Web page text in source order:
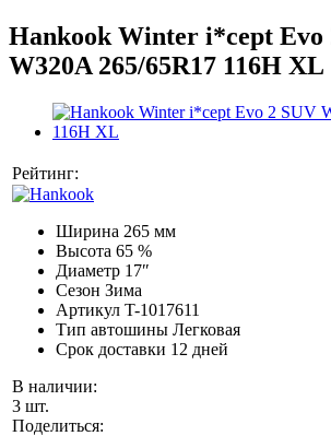
Hankook Winter i*cept Evo
W320A 265/65R17 116H XL
Рейтинг:
Ширина 265 мм
Высота 65 %
Диаметр 17″
Сезон Зима
Артикул T-1017611
Тип автошины Легковая
Срок доставки 12 дней
В наличии:
3 шт.
Поделиться: